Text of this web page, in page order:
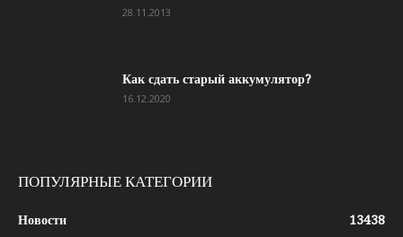
28.11.2013
Как сдать старый аккумулятор?
16.12.2020
ПОПУЛЯРНЫЕ КАТЕГОРИИ
Новости 13438